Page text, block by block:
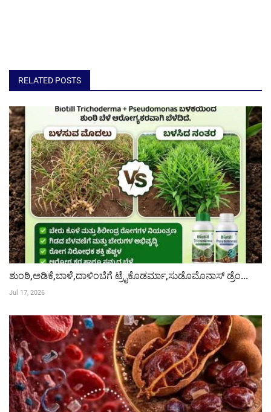
RELATED POSTS
ಶುಂಠಿ,ಅಡಿಕೆ,ಬಾಳೆ,ದಾಳಿಂಬೆಗೆ ಟ್ರೈಕೊಡರ್ಮಾ,ಸುಡೊಮೊನಾಸ್ ಡ್ರೆಂ...
Jul 17, 2026